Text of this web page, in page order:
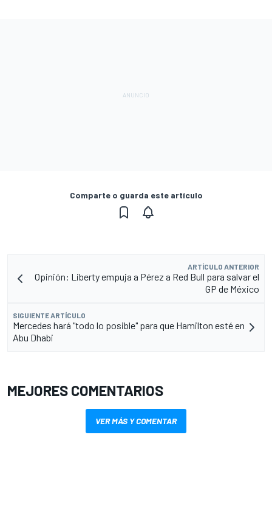
Comparte o guarda este artículo
ARTÍCULO ANTERIOR
Opinión: Liberty empuja a Pérez a Red Bull para salvar el
GP de México
SIGUIENTE ARTÍCULO
Mercedes hará "todo lo posible" para que Hamilton esté en
Abu Dhabi
MEJORES COMENTARIOS
VER MÁS Y COMENTAR